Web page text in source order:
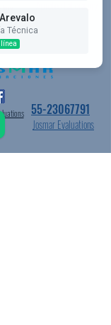
55-23067791
Josmar Evaluations
Técnica
línea